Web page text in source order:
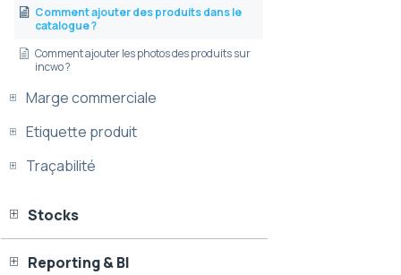
Comment ajouter des produits dans le
catalogue ?
Comment ajouter les photos des produits sur
incwo ?
Marge commerciale
Etiquette produit
Traçabilité
Stocks
Reporting & BI